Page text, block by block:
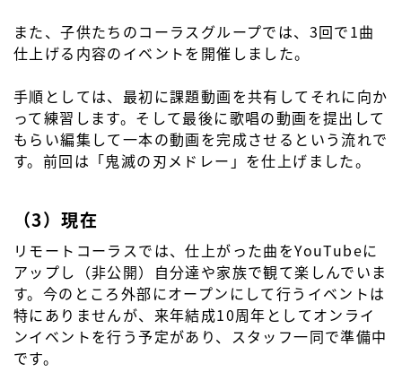
また、子供たちのコーラスグループでは、3回で1曲
仕上げる内容のイベントを開催しました。
手順としては、最初に課題動画を共有してそれに向か
って練習します。そして最後に歌唱の動画を提出して
もらい編集して一本の動画を完成させるという流れで
す。前回は「鬼滅の刃メドレー」を仕上げました。
（3）現在
リモートコーラスでは、仕上がった曲をYouTubeに
アップし（非公開）自分達や家族で観て楽しんでいま
す。今のところ外部にオープンにして行うイベントは
特にありませんが、来年結成10周年としてオンライ
ンイベントを行う予定があり、スタッフ一同で準備中
です。